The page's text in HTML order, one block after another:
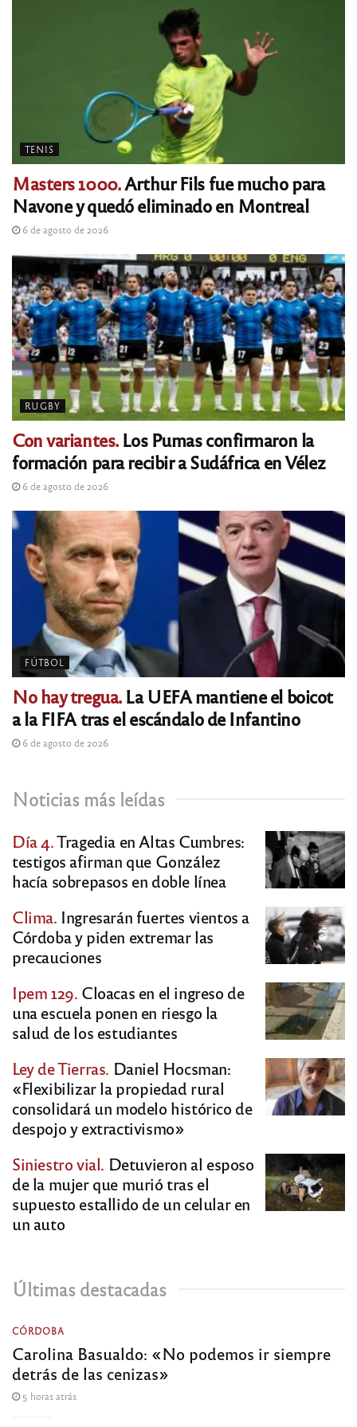
TENIS
Masters 1000.Arthur Fils fue mucho para
Navone y quedó eliminado en Montreal
6 de agosto de 2026
RUGBY
Con variantes.Los Pumas confirmaron la
formación para recibir a Sudáfrica en Vélez
6 de agosto de 2026
FÚTBOL
No hay tregua.La UEFA mantiene el boicot
a la FIFA tras el escándalo de Infantino
6 de agosto de 2026
Noticias más leídas
Día 4.Tragedia en Altas Cumbres:
testigos afirman que González
hacía sobrepasos en doble línea
Clima. Ingresarán fuertes vientos a
Córdoba y piden extremar las
precauciones
Ipem 129. Cloacas en el ingreso de
una escuela ponen en riesgo la
salud de los estudiantes
Ley de Tierras. Daniel Hocsman:
«Flexibilizar la propiedad rural
consolidará un modelo histórico de
despojo y extractivismo»
Siniestro vial. Detuvieron al esposo
de la mujer que murió tras el
supuesto estallido de un celular en
un auto
Últimas destacadas
CÓRDOBA
Carolina Basualdo: «No podemos ir siempre
detrás de las cenizas»
5 horas atrás